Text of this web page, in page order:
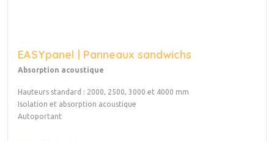
EASYpanel | Panneaux sandwichs
Absorption acoustique
Hauteurs standard : 2000, 2500, 3000 et 4000 mm
Isolation et absorption acoustique
Autoportant